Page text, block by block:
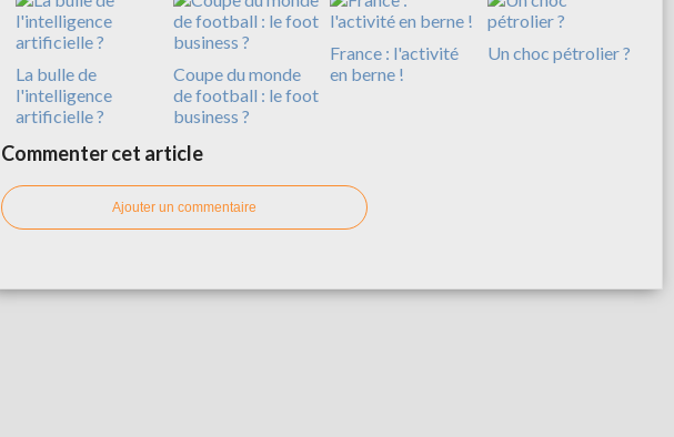
La bulle de
l'intelligence
artificielle ?
Coupe du monde
de football : le foot
business ?
France : l'activité
en berne !
Un choc pétrolier ?
Commenter cet article
Ajouter un commentaire